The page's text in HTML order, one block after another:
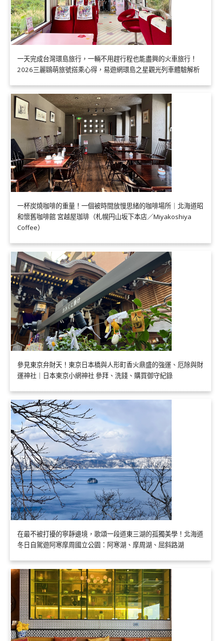
一天完成台灣環島旅行，一輛不用趕行程也能盡興的火車旅行！
2026三麗鷗萌旅號搭乘心得，易遊網環島之星觀光列車體驗解析
一杯炭燒咖啡的重量！一個被時間放慢思緒的咖啡場所｜北海道昭
和懷舊咖啡館 宮越屋珈琲（札幌円山坂下本店／Miyakoshiya
Coffee）
參見東京弁財天！東京日本橋與人形町香火鼎盛的強運、厄除與財
運神社｜日本東京小網神社 參拜、洗錢、購買御守紀錄
在最不被打擾的寧靜邊境，歌頌一段道東三湖的孤獨美學！北海道
冬日自駕遊阿寒摩周國立公園：阿寒湖、摩周湖、屈斜路湖